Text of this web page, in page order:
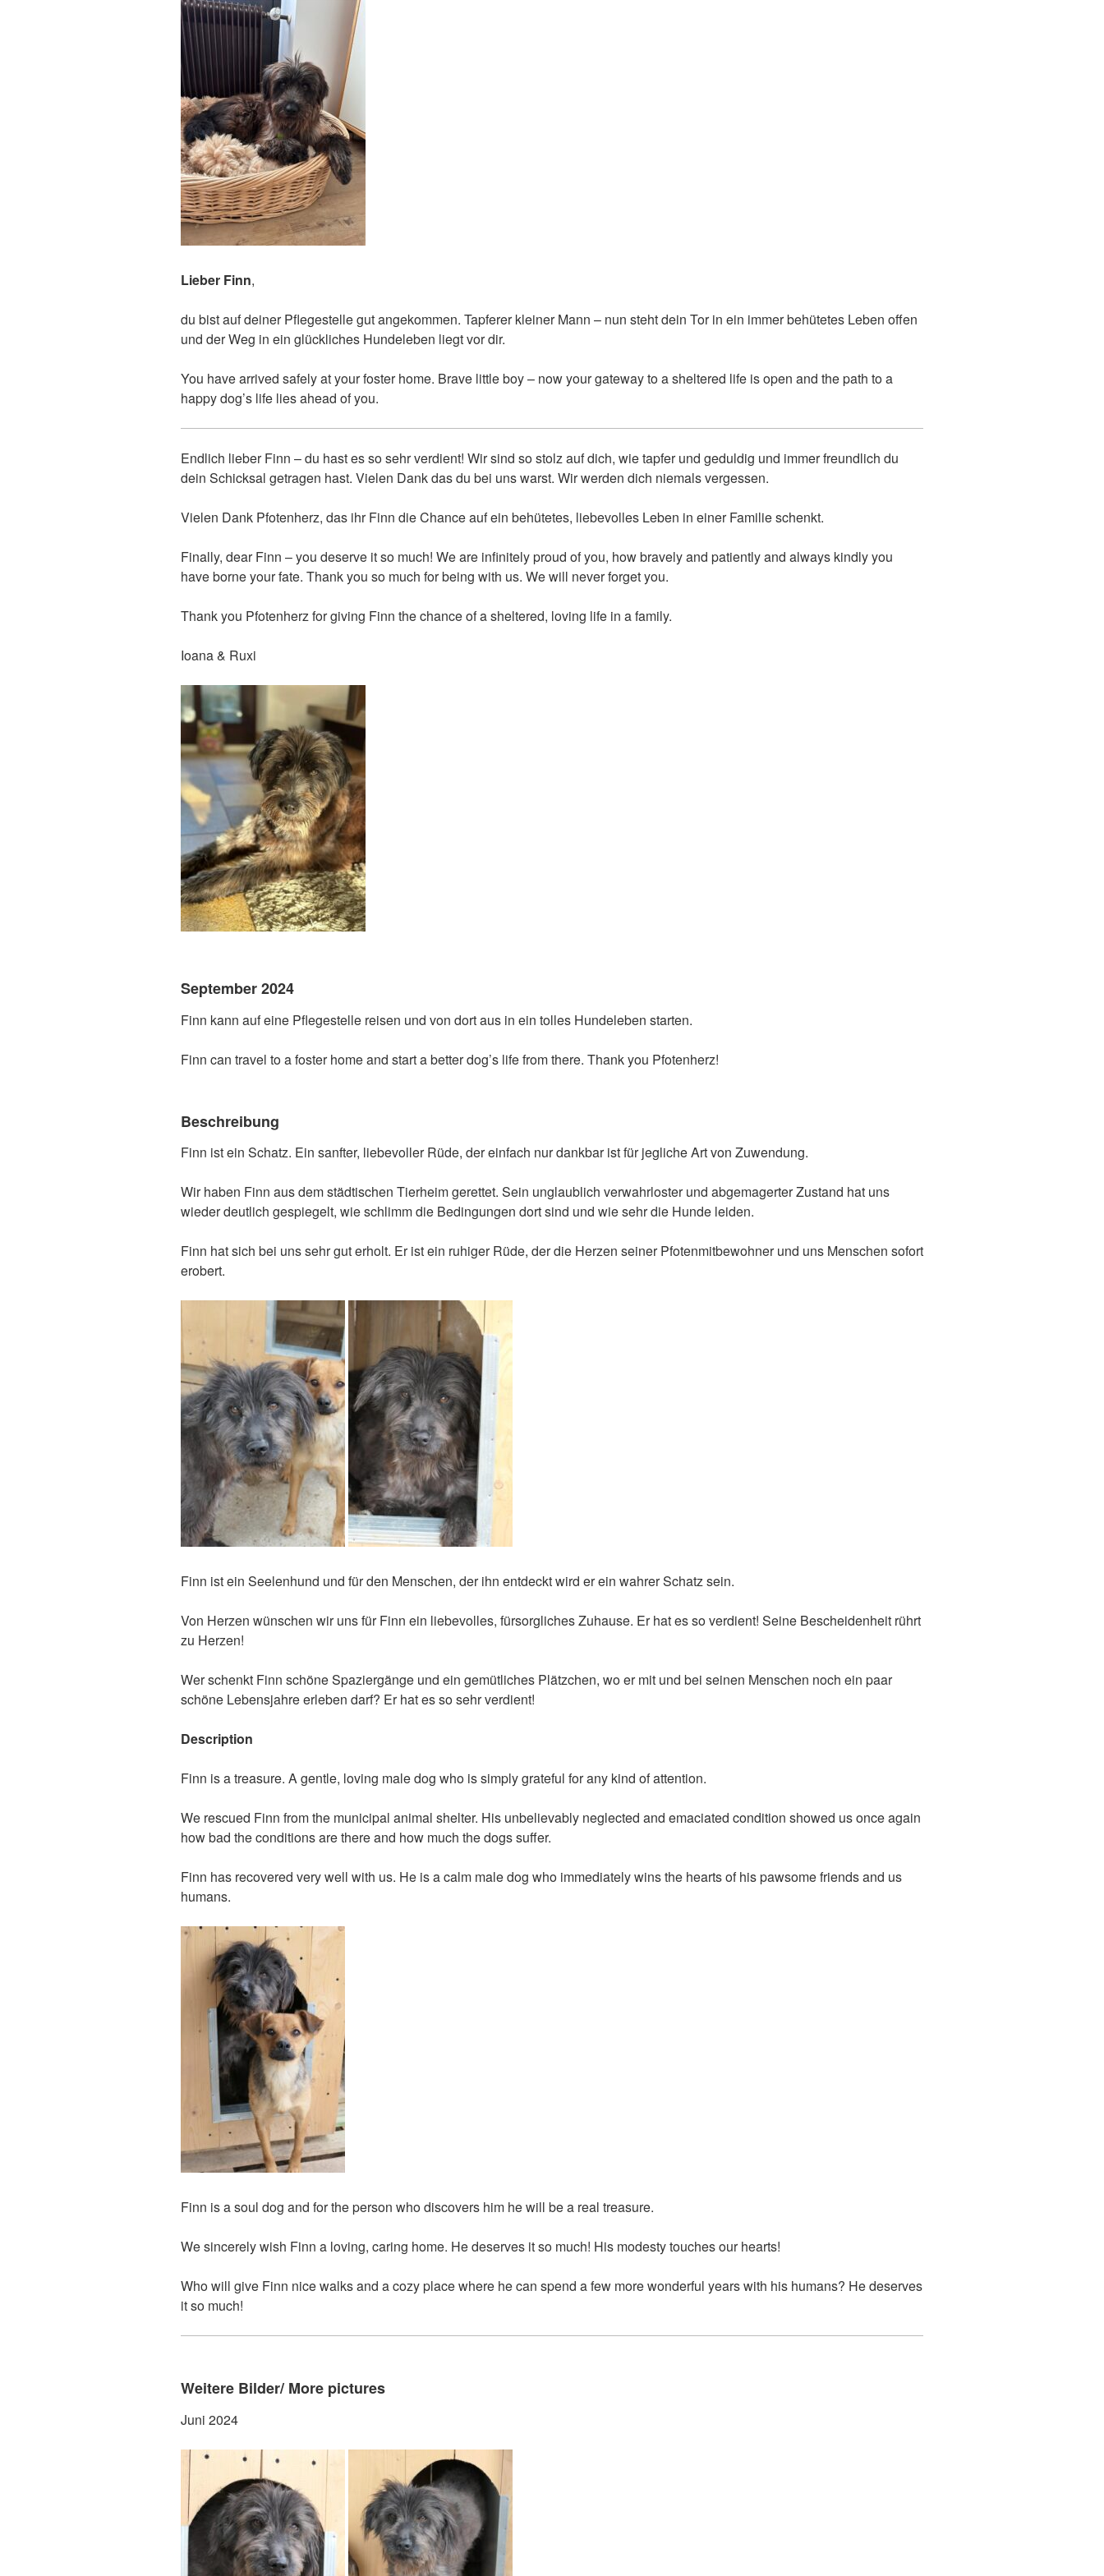
Lieber Finn,
du bist auf deiner Pflegestelle gut angekommen. Tapferer kleiner Mann – nun steht dein Tor in ein immer behütetes Leben offen
und der Weg in ein glückliches Hundeleben liegt vor dir.
You have arrived safely at your foster home. Brave little boy – now your gateway to a sheltered life is open and the path to a
happy dog’s life lies ahead of you.
Endlich lieber Finn – du hast es so sehr verdient! Wir sind so stolz auf dich, wie tapfer und geduldig und immer freundlich du
dein Schicksal getragen hast. Vielen Dank das du bei uns warst. Wir werden dich niemals vergessen.
Vielen Dank Pfotenherz, das ihr Finn die Chance auf ein behütetes, liebevolles Leben in einer Familie schenkt.
Finally, dear Finn – you deserve it so much! We are infinitely proud of you, how bravely and patiently and always kindly you
have borne your fate. Thank you so much for being with us. We will never forget you.
Thank you Pfotenherz for giving Finn the chance of a sheltered, loving life in a family.
Ioana & Ruxi
September 2024
Finn kann auf eine Pflegestelle reisen und von dort aus in ein tolles Hundeleben starten.
Finn can travel to a foster home and start a better dog’s life from there. Thank you Pfotenherz!
Beschreibung
Finn ist ein Schatz. Ein sanfter, liebevoller Rüde, der einfach nur dankbar ist für jegliche Art von Zuwendung.
Wir haben Finn aus dem städtischen Tierheim gerettet. Sein unglaublich verwahrloster und abgemagerter Zustand hat uns
wieder deutlich gespiegelt, wie schlimm die Bedingungen dort sind und wie sehr die Hunde leiden.
Finn hat sich bei uns sehr gut erholt. Er ist ein ruhiger Rüde, der die Herzen seiner Pfotenmitbewohner und uns Menschen sofort
erobert.
Finn ist ein Seelenhund und für den Menschen, der ihn entdeckt wird er ein wahrer Schatz sein.
Von Herzen wünschen wir uns für Finn ein liebevolles, fürsorgliches Zuhause. Er hat es so verdient! Seine Bescheidenheit rührt
zu Herzen!
Wer schenkt Finn schöne Spaziergänge und ein gemütliches Plätzchen, wo er mit und bei seinen Menschen noch ein paar
schöne Lebensjahre erleben darf? Er hat es so sehr verdient!
Description
Finn is a treasure. A gentle, loving male dog who is simply grateful for any kind of attention.
We rescued Finn from the municipal animal shelter. His unbelievably neglected and emaciated condition showed us once again
how bad the conditions are there and how much the dogs suffer.
Finn has recovered very well with us. He is a calm male dog who immediately wins the hearts of his pawsome friends and us
humans.
Finn is a soul dog and for the person who discovers him he will be a real treasure.
We sincerely wish Finn a loving, caring home. He deserves it so much! His modesty touches our hearts!
Who will give Finn nice walks and a cozy place where he can spend a few more wonderful years with his humans? He deserves
it so much!
Weitere Bilder/ More pictures
Juni 2024